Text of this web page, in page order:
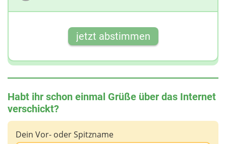
jetzt abstimmen
Habt ihr schon einmal Grüße über das Internet
verschickt?
Dein Vor- oder Spitzname